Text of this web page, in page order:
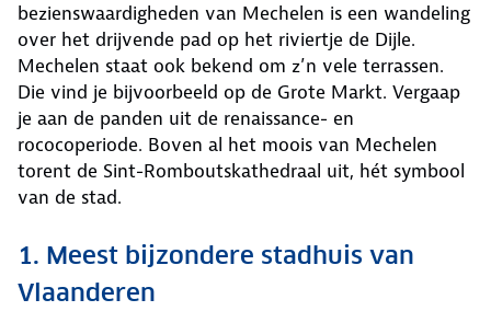
bezienswaardigheden van Mechelen is een wandeling
over het drijvende pad op het riviertje de Dijle.
Mechelen staat ook bekend om z’n vele terrassen.
Die vind je bijvoorbeeld op de Grote Markt. Vergaap
je aan de panden uit de renaissance- en
rococoperiode. Boven al het moois van Mechelen
torent de Sint-Romboutskathedraal uit, hét symbool
van de stad.
1. Meest bijzondere stadhuis van
Vlaanderen